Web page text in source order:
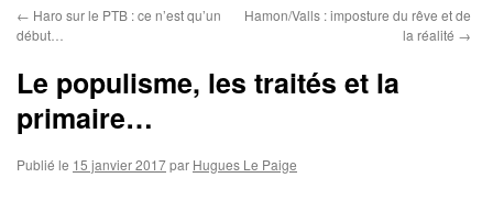
← Haro sur le PTB : ce n’est qu’un
début…
Hamon/Valls : imposture du rêve et de
la réalité →
Le populisme, les traités et la
primaire…
Publié le 15 janvier 2017par Hugues Le Paige